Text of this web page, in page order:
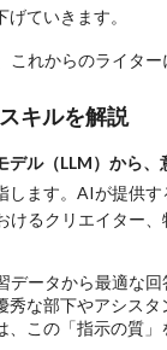
ていきます。
れからのライター
キルを解説
ル（LLM）から、
します。AIが提供
るクリエイター
ータから最適な
な部下やアシス
この「指示の質